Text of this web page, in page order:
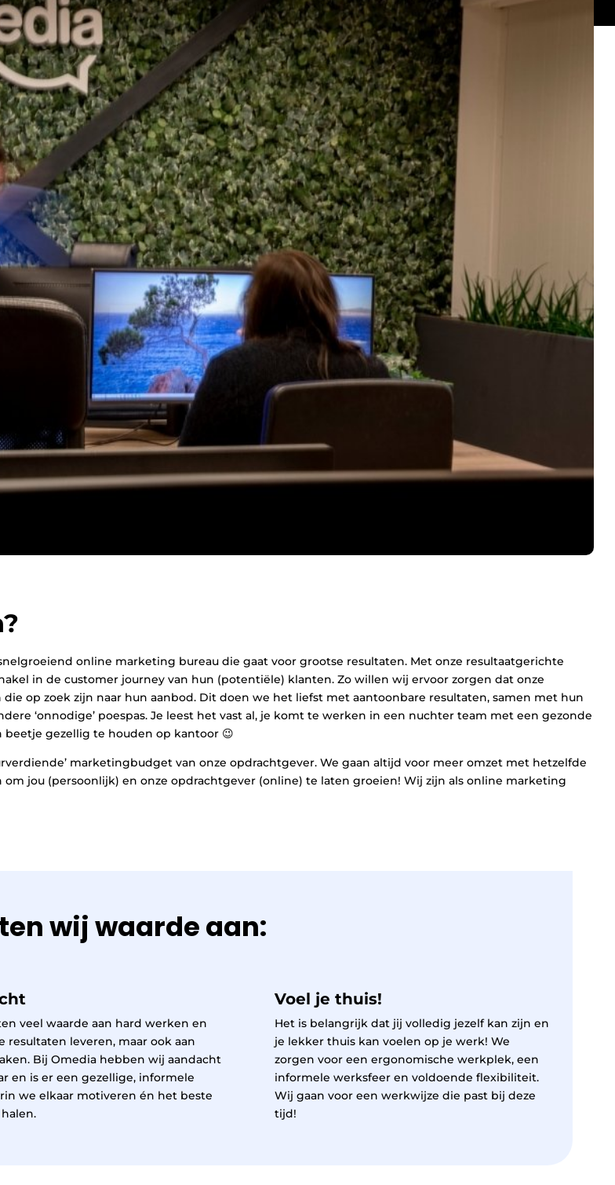
online marketing bureau die gaat voor grootse resultaten. Met onze resultaatgerichte
in de customer journey van hun (potentiële) klanten. Zo willen wij ervoor zorgen dat onze
op zoek zijn naar hun aanbod. Dit doen we het liefst met aantoonbare resultaten, samen met hun
‘onnodige’ poespas. Je leest het vast al, je komt te werken in een nuchter team met een gezonde
gezellig te houden op kantoor 😉
marketingbudget van onze opdrachtgever. We gaan altijd voor meer omzet met hetzelfde
jou (persoonlijk) en onze opdrachtgever (online) te laten groeien! Wij zijn als online marketing
wij waarde aan:
veel waarde aan hard werken en
resultaten leveren, maar ook aan
Bij Omedia hebben wij aandacht
en is er een gezellige, informele
we elkaar motiveren én het beste
Voel je thuis!
Het is belangrijk dat jij volledig jezelf kan zijn en
je lekker thuis kan voelen op je werk! We
zorgen voor een ergonomische werkplek, een
informele werksfeer en voldoende flexibiliteit.
Wij gaan voor een werkwijze die past bij deze
tijd!